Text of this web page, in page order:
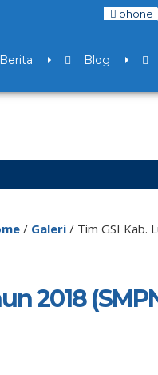
phone
Blog
/ Galeri / Tim GSI Kab.
2018